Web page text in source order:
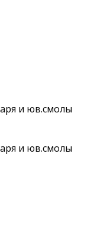
и юв.смолы
и юв.смолы